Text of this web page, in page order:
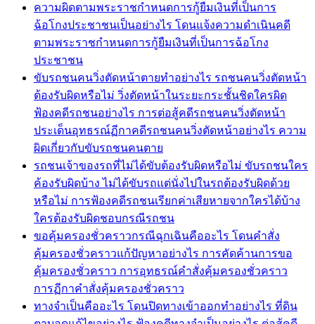
ความผิดตามพระราชกำหนดการกู้ยืมเงินที่เป็นการ
ฉ้อโกงประชาชนเป็นอย่างไร โดนแจ้งความดำเนินคดี
ตามพระราชกำหนดการกู้ยืมเงินที่เป็นการฉ้อโกง
ประชาชน
ขับรถชนคนวิ่งตัดหน้าตายทำอย่างไร รถชนคนวิ่งตัดหน้า
ต้องรับผิดหรือไม่ วิ่งตัดหน้าในระยะกระชั้นชิดใครผิด
ฟ้องคดีรถชนอย่างไร การต่อสู้คดีรถชนคนวิ่งตัดหน้า
ประเด็นอุทธรณ์ฏีกาคดีรถชนคนวิ่งตัดหน้าอย่างไร ความ
ผิดเกี่ยวกับขับรถชนคนตาย
รถชนเจ้าของรถที่ไม่ได้ขับต้องรับผิดหรือไม่ ขับรถชนใคร
ค้องรับผิดบ้าง ไม่ได้ขับรถแต่นั่งไปในรถต้องรับผิดด้วย
หรือไม่ การฟ้องคดีรถชนเรียกค่าเสียหายจากใครได้บ้าง
ใครต้องรับผิดชอบกรณีรถชน
ขอคุ้มครองชั่วคราวกรณีฉุกเฉินคืออะไร โดนคำสั่ง
คุ้มครองชั่วคราวแก้ปัญหาอย่างไร การคัดค้านการขอ
คุ้มครองชั่วคราว การอุทธรณ์คำสั่งคุ้มครองชั่วคราว
การฏีกาคำสั่งคุ้มครองชั่วคราว
ทางจำเป็นคืออะไร โดนปิดทางเข้าออกทำอย่างไร ที่ดิน